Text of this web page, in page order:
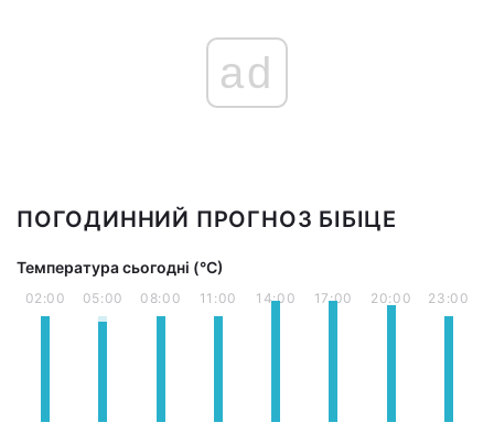
ad
ПОГОДИННИЙ ПРОГНОЗ БІБІЦЕ
Температура сьогодні (°С)
02:00 05:00 08:00 11:00 14:00 17:00 20:00 23:00